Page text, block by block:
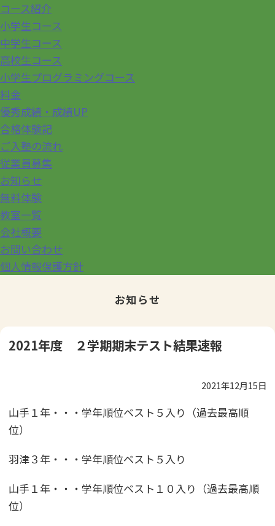
コース紹介
小学生コース
中学生コース
高校生コース
小学生プログラミングコース
料金
優秀成績・成績UP
合格体験記
ご入塾の流れ
従業員募集
お知らせ
無料体験
教室一覧
会社概要
お問い合わせ
個人情報保護方針
お知らせ
2021年度 ２学期期末テスト結果速報
2021年12月15日
山手１年・・・学年順位ベスト５入り（過去最高順
位）
羽津３年・・・学年順位ベスト５入り
山手１年・・・学年順位ベスト１０入り（過去最高順
位）